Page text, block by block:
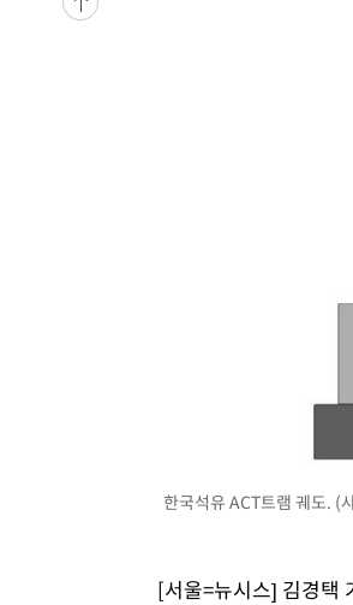
1시간 전 >
“美 이란전 무기 소진…북한과 분
한국석유 ACT트램 궤도. (
[서울=뉴시스] 김경택